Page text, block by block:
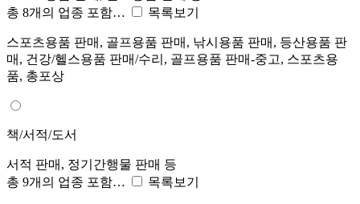
총 8개의 업종 포함…
목록보기
스포츠용품 판매, 골프용품 판매, 낚시용품 판매, 등산용품 판
매, 건강/헬스용품 판매/수리, 골프용품 판매-중고, 스포츠용
품, 총포상
책/서적/도서
서적 판매, 정기간행물 판매 등
총 9개의 업종 포함…
목록보기